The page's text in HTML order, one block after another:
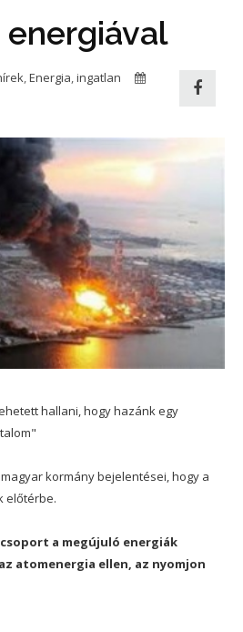
,Energia,ingatlan
hallani, hogy hazánk egy
kormány bejelentései, hogy a
előtérbe.
a megújuló energiák
atomenergia ellen, az nyomjon